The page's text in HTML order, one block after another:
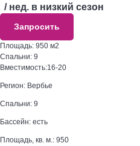
Запросить
Площадь: 950 м2
Спальни: 9
Вместимость:16-20
Регион: Вербье
Спальни: 9
Бассейн: есть
Площадь, кв. м.: 950